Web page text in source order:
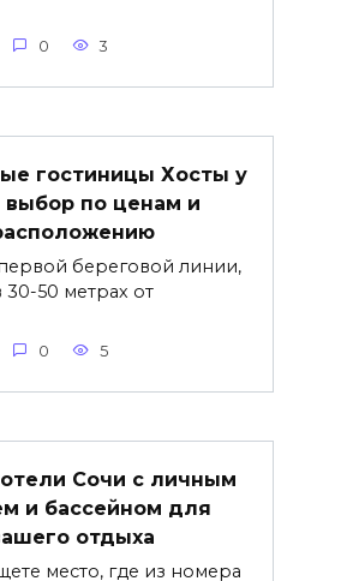
0 3
гостиницы Хосты у
выбор по ценам и
береговой линии,
30-50 метрах от
0 5
Сочи с личным
и бассейном для
отдыха
место, где из номера